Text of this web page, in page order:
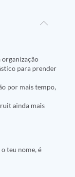
para prender
por mais tempo,
ainda mais
teu nome, é